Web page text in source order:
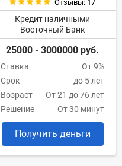
Отзывы: 17
Кредит наличными
Восточный Банк
25000 - 3000000 руб.
Ставка
От 9%
Срок
до 5 лет
Возраст
От 21 до 76 лет
Решение
От 30 минут
Получить деньги